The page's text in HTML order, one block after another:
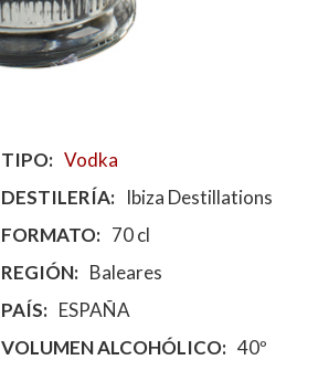
TIPO
Vodka
DESTILERÍA
Ibiza Destillations
FORMATO
70 cl
REGIÓN
Baleares
PAÍS
ESPAÑA
VOLUMEN ALCOHÓLICO
40º